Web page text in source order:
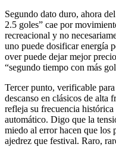
Segundo dato duro, ahora
2.5 goles” cae por
recreacional y no
uno puede dosificar energía
over puede dejar mejor
“segundo tiempo con más
Tercer punto, verificable
descanso en clásicos de alta
refleja su frecuencia
automático. Digo que la
miedo al error hacen que los
ajedrez que festival. Raro,